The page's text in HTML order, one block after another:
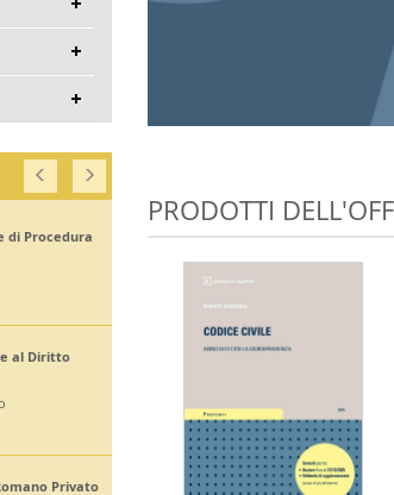
PRODOTTI
di Procedura
al Diritto
Privato